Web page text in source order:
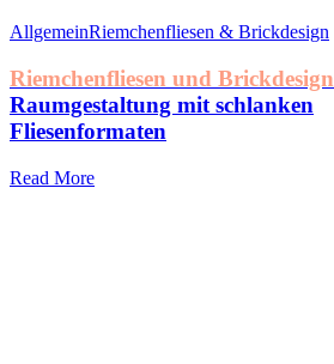
AllgemeinRiemchenfliesen & Brickdesign
Riemchenfliesen und Brickdesign
Raumgestaltung mit schlanken
Fliesenformaten
Read More